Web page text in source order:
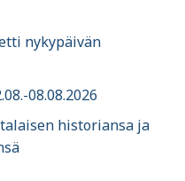
nykypäivän
08.08.2026
historiansa ja